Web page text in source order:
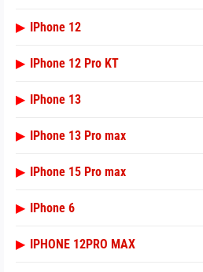
▶ IPhone 12
▶ IPhone 12 Pro KT
▶ IPhone 13
▶ IPhone 13 Pro max
▶ IPhone 15 Pro max
▶ IPhone 6
▶ IPHONE 12PRO MAX